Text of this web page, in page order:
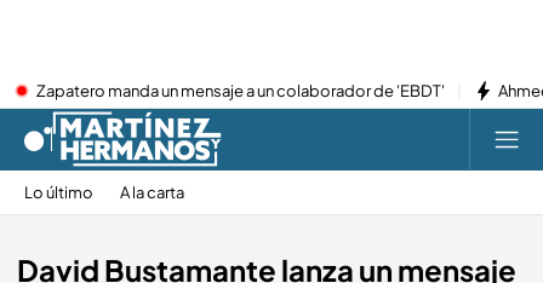
Zapatero manda un mensaje a un colaborador de 'EBDT'
Lo último A la carta
David Bustamante lanza un mensaje